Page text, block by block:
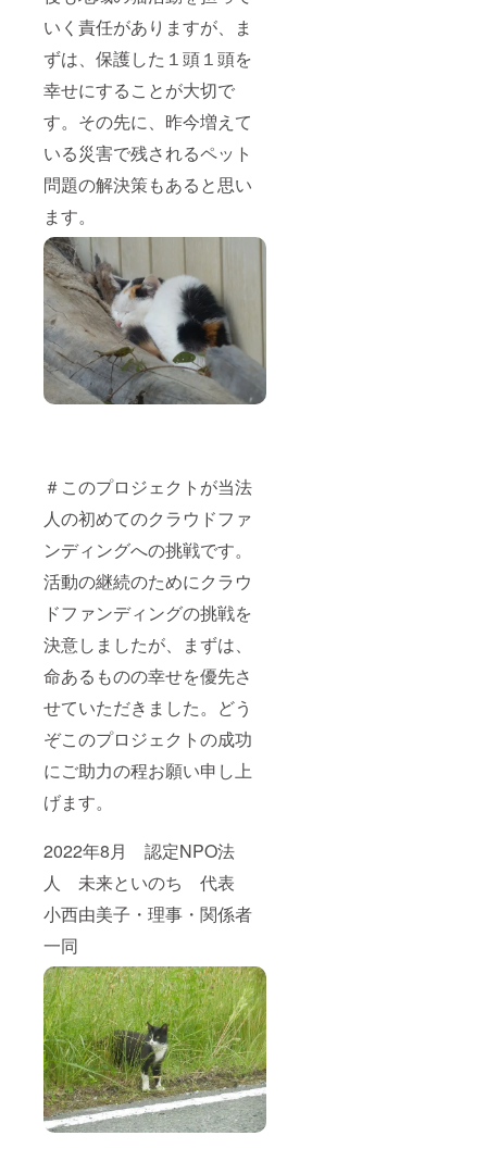
いく責任がありますが、ま
ずは、保護した１頭１頭を
幸せにすることが大切で
す。その先に、昨今増えて
いる災害で残されるペット
問題の解決策もあると思い
ます。
＃このプロジェクトが当法
人の初めてのクラウドファ
ンディングへの挑戦です。
活動の継続のためにクラウ
ドファンディングの挑戦を
決意しましたが、まずは、
命あるものの幸せを優先さ
せていただきました。どう
ぞこのプロジェクトの成功
にご助力の程お願い申し上
げます。
2022年8月 認定NPO法
人 未来といのち 代表
小西由美子・理事・関係者
一同